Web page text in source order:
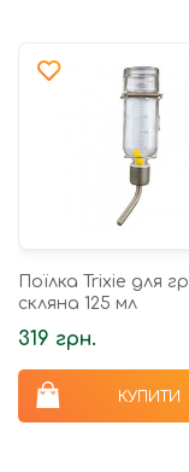
Поїлка Trixie для
скляна 125 мл
319 грн.
КУПИТИ